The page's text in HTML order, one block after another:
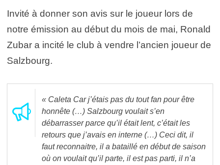
Invité à donner son avis sur le joueur lors de
notre émission au début du mois de mai, Ronald
Zubar a incité le club à vendre l’ancien joueur de
Salzbourg.
« Caleta Car j’étais pas du tout fan pour être
honnête (…) Salzbourg voulait s’en
débarrasser parce qu’il était lent, c’était les
retours que j’avais en interne (…) Ceci dit, il
faut reconnaitre, il a bataillé en début de saison
où on voulait qu’il parte, il est pas parti, il n’a